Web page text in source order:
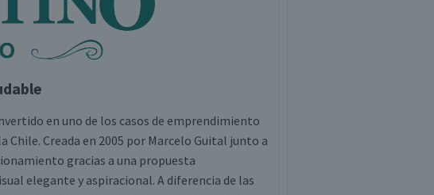
en uno de los casos de emprendimiento
Creada en 2005 por Marcelo Guital junto a
gracias a una propuesta
elegante y aspiracional. A diferencia de las